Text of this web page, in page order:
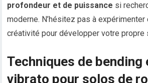
profondeur et de puissance si
moderne. N’hésitez pas à
créativité pour développer votre propre
Techniques de bending
vibrato pour solos de